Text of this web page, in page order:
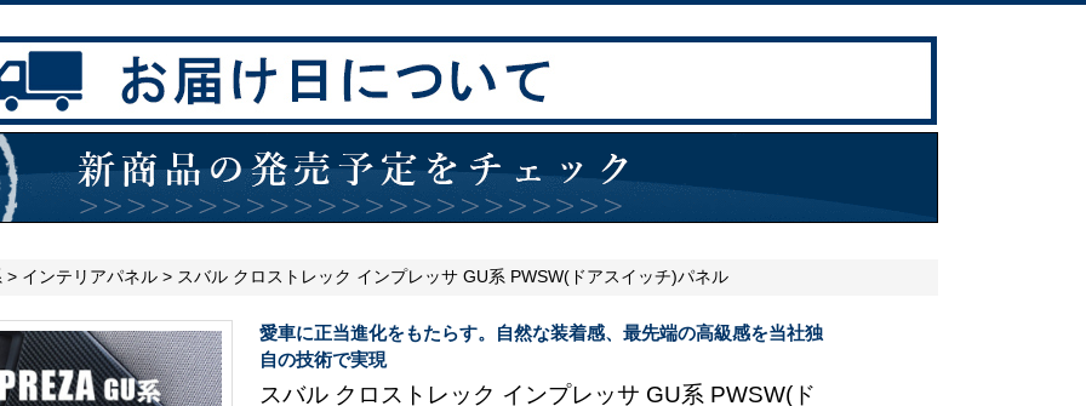
> インテリアパネル > スバル クロストレック インプレッサ GU系 PWSW(ドアスイッチ)パネル
愛車に正当進化をもたらす。自然な装着感、最先端の高級感を当社独
自の技術で実現
スバル クロストレック インプレッサ GU系 PWSW(ド